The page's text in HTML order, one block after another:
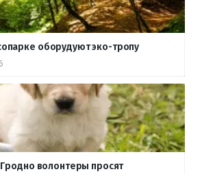
оборудуют эко-тропу
Гродно волонтеры просят